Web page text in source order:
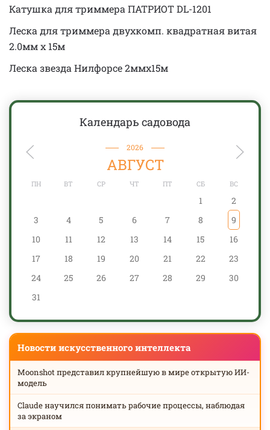
Катушка для триммера ПАТРИОТ DL-1201
Леска для триммера двухкомп. квадратная витая
2.0мм x 15м
Леска звезда Нилфорсе 2ммx15м
Календарь садовода
2026
АВГУСТ
ПН ВТ СР ЧТ ПТ СБ ВС
1
2
3
4 5 6 7 8
9
10
11 12 13 14 15
16
17
18 19 20 21 22
23
24
25 26 27 28 29
30
31
Новости искусственного интеллекта
Moonshot представил крупнейшую в мире открытую ИИ-
модель
Claude научился понимать рабочие процессы, наблюдая
за экраном